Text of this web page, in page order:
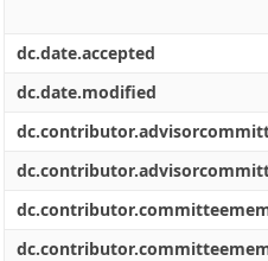
dc.date.accepted
dc.date.modified